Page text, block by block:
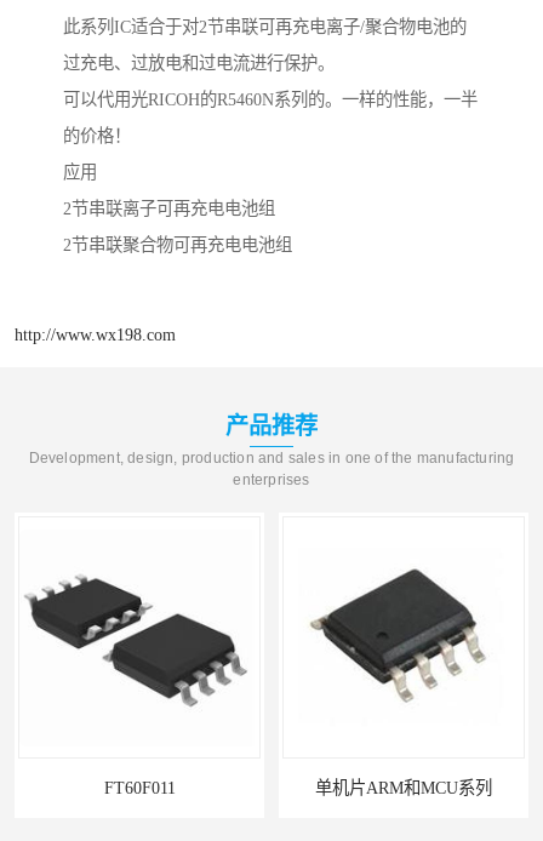
此系列IC适合于对2节串联可再充电离子/聚合物电池的
过充电、过放电和过电流进行保护。
可以代用光RICOH的R5460N系列的。一样的性能，一半
的价格！
应用
2节串联离子可再充电电池组
2节串联聚合物可再充电电池组
http://www.wx198.com
产品推荐
Development, design, production and sales in one of the manufacturing
enterprises
FT60F011 单机片ARM和MCU系列